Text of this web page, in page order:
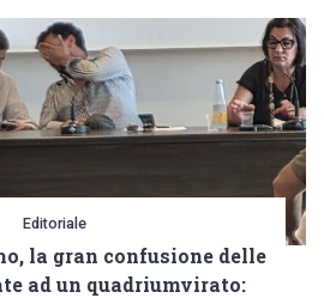
Editoriale
la gran confusione delle
ad un quadriumvirato: